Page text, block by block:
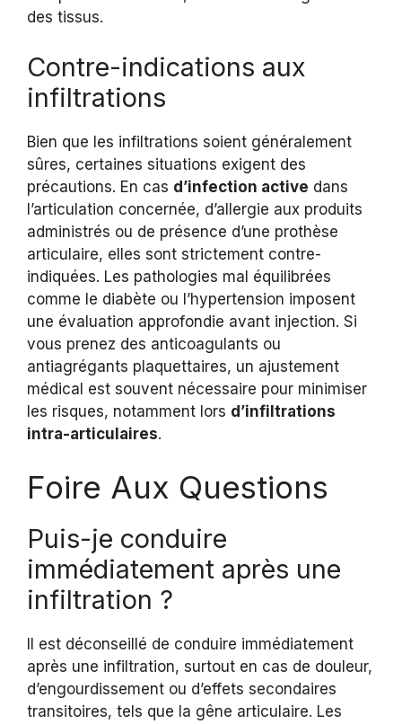
des tissus.
Contre-indications aux
infiltrations
Bien que les infiltrations soient généralement
sûres, certaines situations exigent des
précautions. En cas d’infection active dans
l’articulation concernée, d’allergie aux produits
administrés ou de présence d’une prothèse
articulaire, elles sont strictement contre-
indiquées. Les pathologies mal équilibrées
comme le diabète ou l’hypertension imposent
une évaluation approfondie avant injection. Si
vous prenez des anticoagulants ou
antiagrégants plaquettaires, un ajustement
médical est souvent nécessaire pour minimiser
les risques, notamment lors d’infiltrations
intra-articulaires.
Foire Aux Questions
Puis-je conduire
immédiatement après une
infiltration ?
Il est déconseillé de conduire immédiatement
après une infiltration, surtout en cas de douleur,
d’engourdissement ou d’effets secondaires
transitoires, tels que la gêne articulaire. Les